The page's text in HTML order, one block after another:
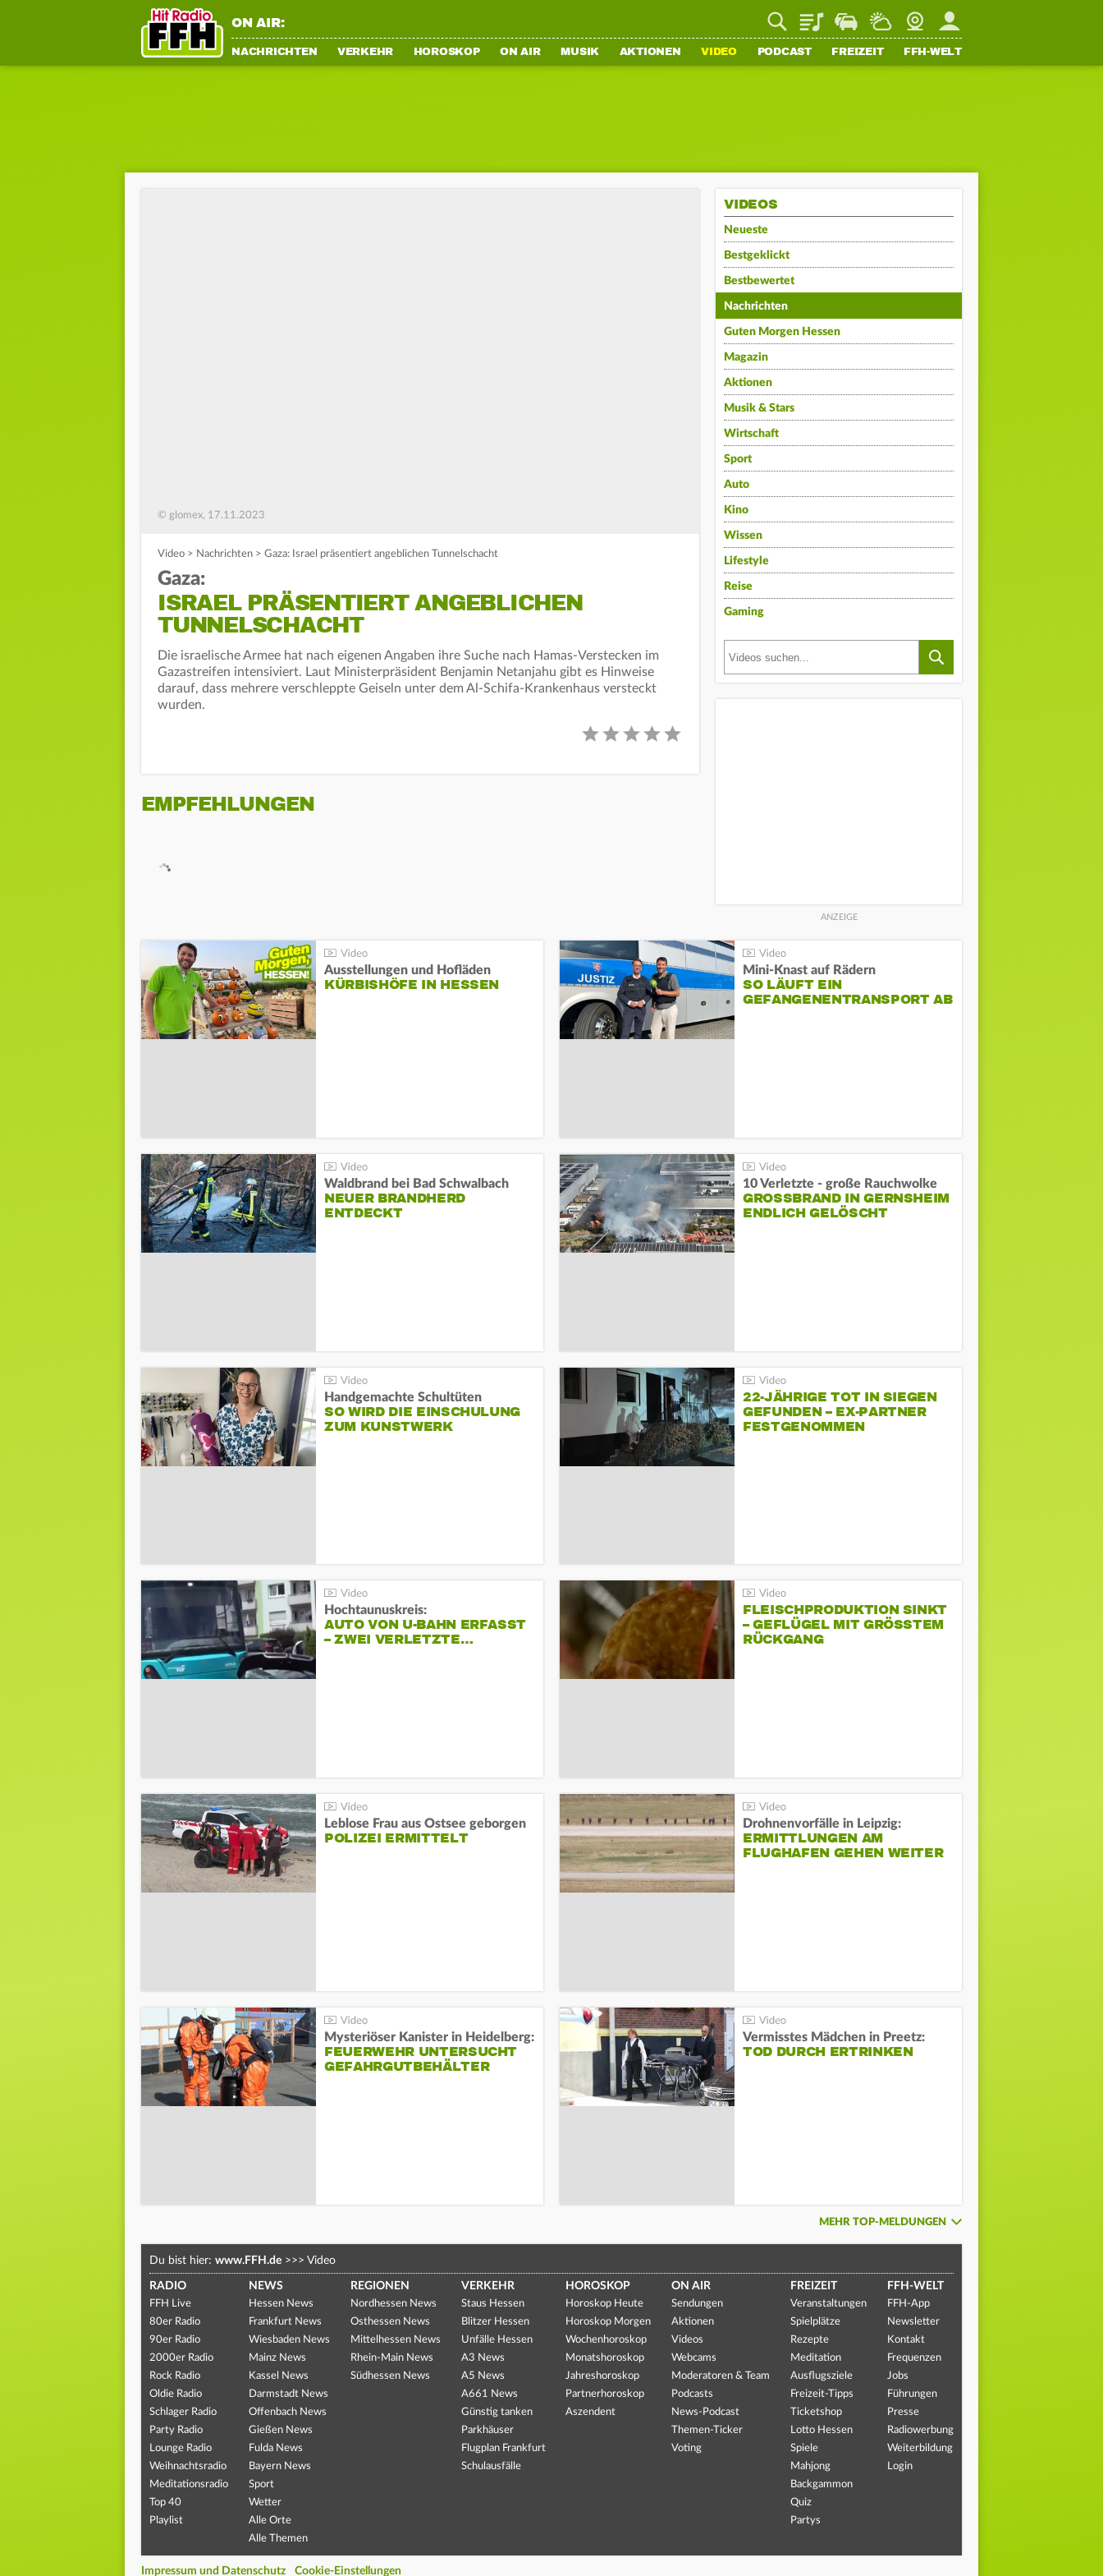
ON AIR: PlaylistStaupilotWetterWebcamMein FFH
NACHRICHTEN VERKEHR HOROSKOP ON AIR MUSIK AKTIONEN VIDEO PODCAST FREIZEIT FFH-WELT
© glomex, 17.11.2023
Video > Nachrichten > Gaza: Israel präsentiert angeblichen Tunnelschacht
Gaza:
ISRAEL PRÄSENTIERT ANGEBLICHEN
TUNNELSCHACHT
Die israelische Armee hat nach eigenen Angaben ihre Suche nach Hamas-Verstecken im
Gazastreifen intensiviert. Laut Ministerpräsident Benjamin Netanjahu gibt es Hinweise
darauf, dass mehrere verschleppte Geiseln unter dem Al-Schifa-Krankenhaus versteckt
wurden.
EMPFEHLUNGEN
VIDEOS
Neueste
Bestgeklickt
Bestbewertet
Nachrichten
Guten Morgen Hessen
Magazin
Aktionen
Musik & Stars
Wirtschaft
Sport
Auto
Kino
Wissen
Lifestyle
Reise
Gaming
Ausstellungen und Hofläden
KÜRBISHÖFE IN HESSEN
Mini-Knast auf Rädern
SO LÄUFT EIN
GEFANGENENTRANSPORT AB
Waldbrand bei Bad Schwalbach
NEUER BRANDHERD
ENTDECKT
10 Verletzte - große Rauchwolke
GROSSBRAND IN GERNSHEIM E
NDLICH GELÖSCHT
Handgemachte Schultüten
SO WIRD DIE EINSCHULUNG
ZUM KUNSTWERK
22-JÄHRIGE TOT IN SIEGEN
GEFUNDEN – EX-PARTNER
FESTGENOMMEN
Hochtaunuskreis:
AUTO VON U-BAHN ERFASST
– ZWEI VERLETZTE…
FLEISCHPRODUKTION SINKT
– GEFLÜGEL MIT GRÖSSTEM R
ÜCKGANG
Leblose Frau aus Ostsee geborgen
POLIZEI ERMITTELT
Drohnenvorfälle in Leipzig:
ERMITTLUNGEN AM
FLUGHAFEN GEHEN WEITER
Mysteriöser Kanister in Heidelberg:
FEUERWEHR UNTERSUCHT
GEFAHRGUTBEHÄLTER
Vermisstes Mädchen in Preetz:
TOD DURCH ERTRINKEN
MEHR TOP-MELDUNGEN
Du bist hier: www.FFH.de >>> Video
RADIO
FFH Live
80er Radio
90er Radio
2000er Radio
Rock Radio
Oldie Radio
Schlager Radio
Party Radio
Lounge Radio
Weihnachtsradio
Meditationsradio
Top 40
Playlist
NEWS
Hessen News
Frankfurt News
Wiesbaden News
Mainz News
Kassel News
Darmstadt News
Offenbach News
Gießen News
Fulda News
Bayern News
Sport
Wetter
Alle Orte
Alle Themen
REGIONEN
Nordhessen News
Osthessen News
Mittelhessen News
Rhein-Main News
Südhessen News
VERKEHR
Staus Hessen
Blitzer Hessen
Unfälle Hessen
A3 News
A5 News
A661 News
Günstig tanken
Parkhäuser
Flugplan Frankfurt
Schulausfälle
HOROSKOP
Horoskop Heute
Horoskop Morgen
Wochenhoroskop
Monatshoroskop
Jahreshoroskop
Partnerhoroskop
Aszendent
ON AIR
Sendungen
Aktionen
Videos
Webcams
Moderatoren & Team
Podcasts
News-Podcast
Themen-Ticker
Voting
FREIZEIT
Veranstaltungen
Spielplätze
Rezepte
Meditation
Ausflugsziele
Freizeit-Tipps
Ticketshop
Lotto Hessen
Spiele
Mahjong
Backgammon
Quiz
Partys
FFH-WELT
FFH-App
Newsletter
Kontakt
Frequenzen
Jobs
Führungen
Presse
Radiowerbung
Weiterbildung
Login
Impressum und Datenschutz Cookie-Einstellungen